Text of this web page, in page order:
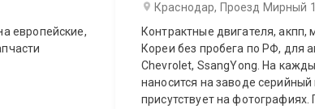
европейские,
Краснодар, Проезд Мирный
Контрактные двигателя, акпп,
Кореи без пробега по РФ, для
Chevrolet, SsangYong. На
наносится на заводе
присутствует на